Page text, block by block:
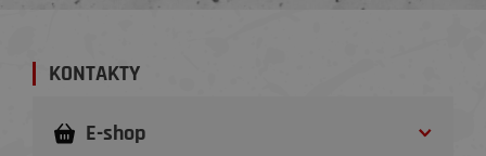
KONTAKTY
E-shop